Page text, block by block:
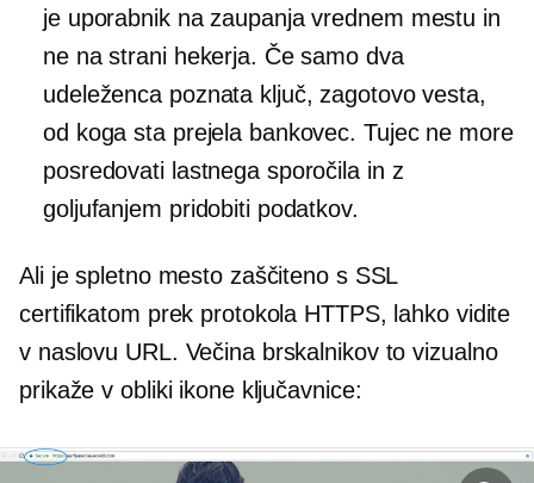
je uporabnik na zaupanja vrednem mestu in
ne na strani hekerja. Če samo dva
udeleženca poznata ključ, zagotovo vesta,
od koga sta prejela bankovec. Tujec ne more
posredovati lastnega sporočila in z
goljufanjem pridobiti podatkov.
Ali je spletno mesto zaščiteno s SSL
certifikatom prek protokola HTTPS, lahko vidite
v naslovu URL. Večina brskalnikov to vizualno
prikaže v obliki ikone ključavnice: